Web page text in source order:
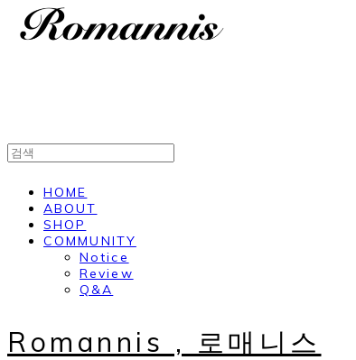
HOME
ABOUT
SHOP
COMMUNITY
Notice
Review
Q&A
Romannis , 로매니스